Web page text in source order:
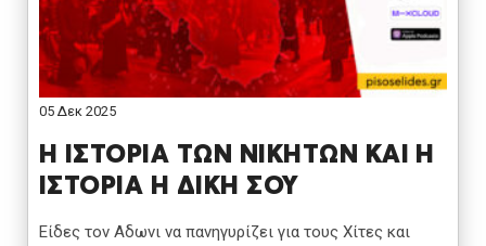
05 Δεκ 2025
Η ΙΣΤΟΡΙΑ ΤΩΝ ΝΙΚΗΤΩΝ ΚΑΙ Η
ΙΣΤΟΡΙΑ Η ΔΙΚΗ ΣΟΥ
Είδες τον Αδωνι να πανηγυρίζει για τους Χίτες και